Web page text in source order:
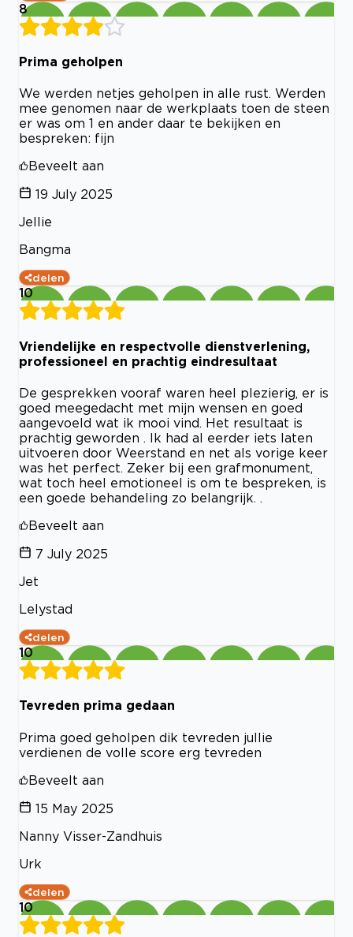
8
Prima geholpen
We werden netjes geholpen in alle rust. Werden
mee genomen naar de werkplaats toen de steen
er was om 1 en ander daar te bekijken en
bespreken: fijn
Beveelt aan
19 July 2025
Jellie
Bangma
delen
10
Vriendelijke en respectvolle dienstverlening,
professioneel en prachtig eindresultaat
De gesprekken vooraf waren heel plezierig, er is
goed meegedacht met mijn wensen en goed
aangevoeld wat ik mooi vind. Het resultaat is
prachtig geworden . Ik had al eerder iets laten
uitvoeren door Weerstand en net als vorige keer
was het perfect. Zeker bij een grafmonument,
wat toch heel emotioneel is om te bespreken, is
een goede behandeling zo belangrijk. .
Beveelt aan
7 July 2025
Jet
Lelystad
delen
10
Tevreden prima gedaan
Prima goed geholpen dik tevreden jullie
verdienen de volle score erg tevreden
Beveelt aan
15 May 2025
Nanny Visser-Zandhuis
Urk
delen
10